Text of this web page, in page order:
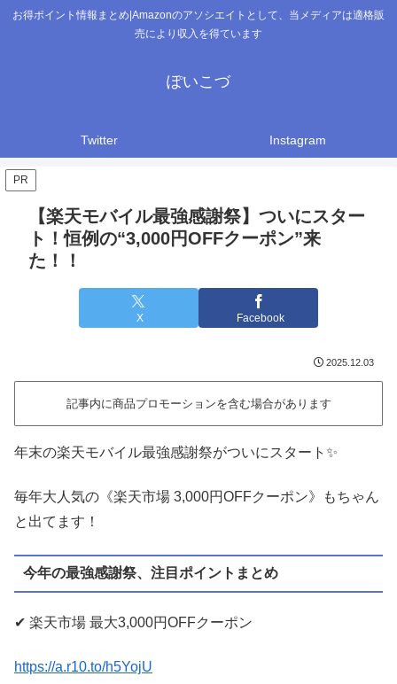
お得ポイント情報まとめ|Amazonのアソシエイトとして、当メディアは適格販
売により収入を得ています
ぽいこづ
Twitter Instagram
PR
【楽天モバイル最強感謝祭】ついにスター
ト！恒例の“3,000円OFFクーポン”来
た！！
X Facebook
2025.12.03
記事内に商品プロモーションを含む場合があります
年末の楽天モバイル最強感謝祭がついにスタート✨
毎年大人気の《楽天市場 3,000円OFFクーポン》もちゃん
と出てます！
今年の最強感謝祭、注目ポイントまとめ
✔︎ 楽天市場 最大3,000円OFFクーポン
https://a.r10.to/h5YojU